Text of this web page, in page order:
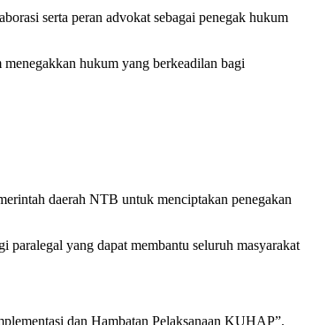
serta peran advokat sebagai penegak hukum
hukum yang berkeadilan bagi
daerah NTB untuk menciptakan penegakan
yang dapat membantu seluruh masyarakat
dan Hambatan Pelaksanaan KUHAP”.